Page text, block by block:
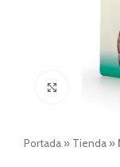
Click to
Portada » Tienda »